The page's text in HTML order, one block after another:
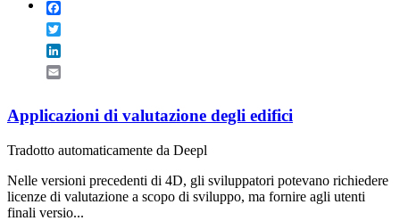
Applicazioni di valutazione degli edifici
Tradotto automaticamente da Deepl
Nelle versioni precedenti di 4D, gli sviluppatori potevano richiedere
licenze di valutazione a scopo di sviluppo, ma fornire agli utenti
finali versio...